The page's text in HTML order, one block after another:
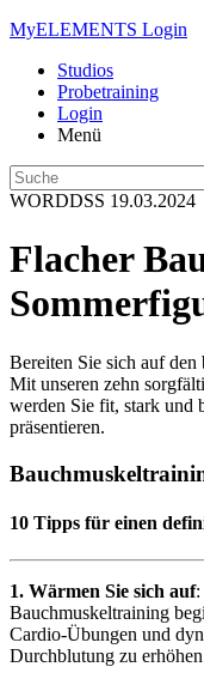
MyELEMENTS Login
Studios
Probe­training
Login
Menü
WORDDSS 19.03.2024
Flacher
Bereiten Sie sich auf
Mit unseren zehn
werden Sie fit, stark und
präsentieren.
10 Tipps für einen
1. Wärmen Sie sich auf:
Bauchmuskeltraining
Cardio-Übungen und
Durchblutung zu